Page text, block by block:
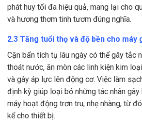
phát huy tối đa hiệu quả, mang lại cho
và hương thơm tinh tươm đúng nghĩa.
2.3 Tăng tuổi thọ và độ bền cho máy
Cặn bẩn tích tụ lâu ngày có thể gây tắc
thoát nước, ăn mòn các linh kiện kim
và gây áp lực lên động cơ. Việc làm
định kỳ giúp loại bỏ những tác nhân gây
máy hoạt động trơn tru, nhẹ nhàng, từ
kể cho thiết bị.